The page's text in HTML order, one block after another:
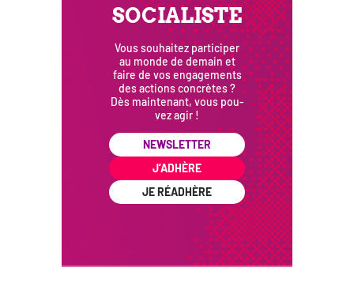
SOCIALISTE
Vous sou­hai­tez par­ti­ci­per
au monde de demain et
faire de vos enga­ge­ments
des actions concrètes ?
Dès main­te­nant, vous pou­
vez agir !
NEWSLETTER
J’ADHÈRE
JE RÉADHÈRE